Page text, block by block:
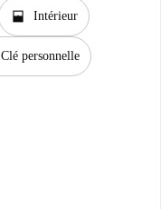
window_open Intérieur
Clé personnelle